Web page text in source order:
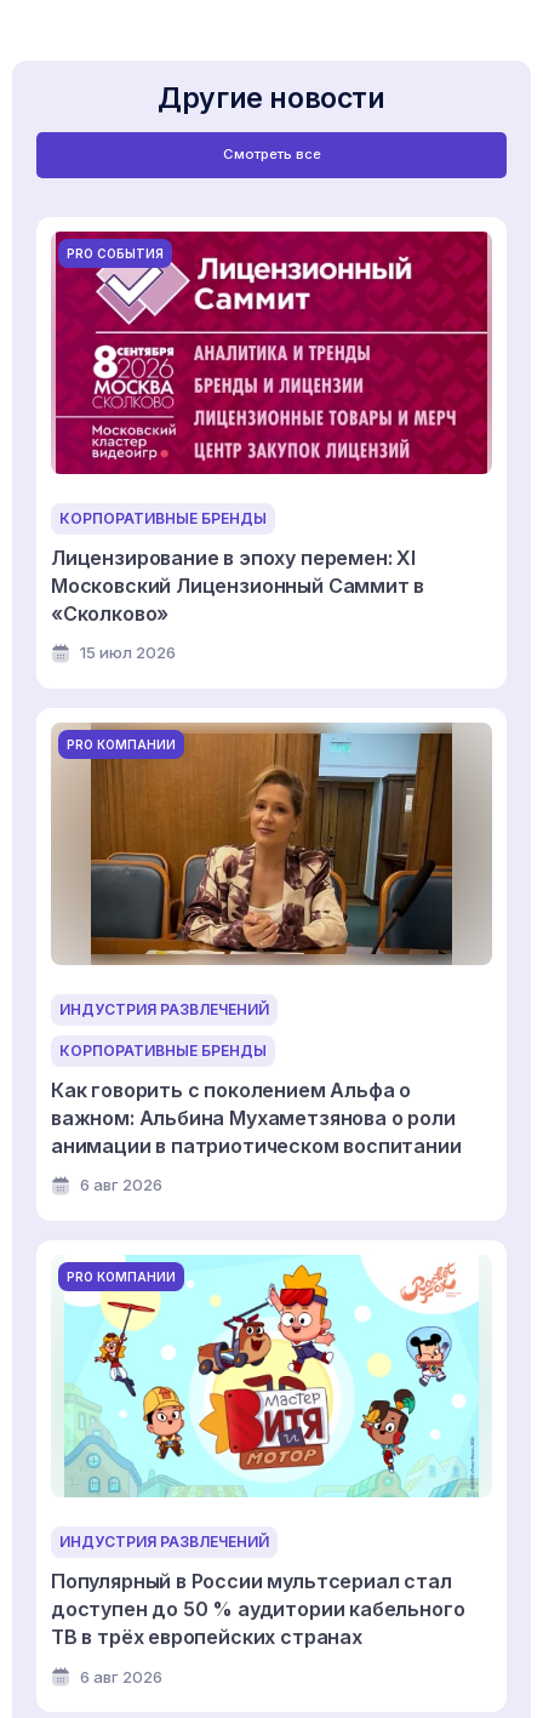
Другие новости
Смотреть все
PRO СОБЫТИЯ
КОРПОРАТИВНЫЕ БРЕНДЫ
Лицензирование в эпоху перемен: XI
Московский Лицензионный Саммит в
«Сколково»
15 июл 2026
PRO КОМПАНИИ
ИНДУСТРИЯ РАЗВЛЕЧЕНИЙ
КОРПОРАТИВНЫЕ БРЕНДЫ
Как говорить с поколением Альфа о
важном: Альбина Мухаметзянова о роли
анимации в патриотическом воспитании
6 авг 2026
PRO КОМПАНИИ
ИНДУСТРИЯ РАЗВЛЕЧЕНИЙ
Популярный в России мультсериал стал
доступен до 50 % аудитории кабельного
ТВ в трёх европейских странах
6 авг 2026